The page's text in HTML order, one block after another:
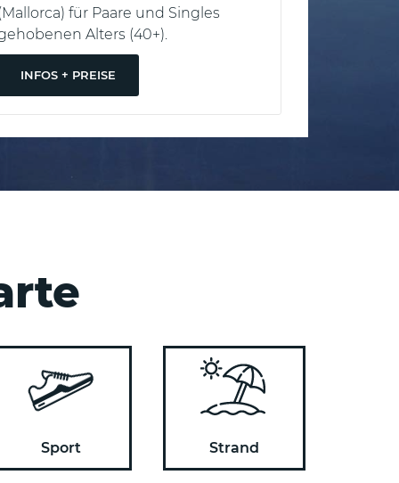
für Paare und Singles
Alters (40+).
INFOS + PREISE
Sport Strand